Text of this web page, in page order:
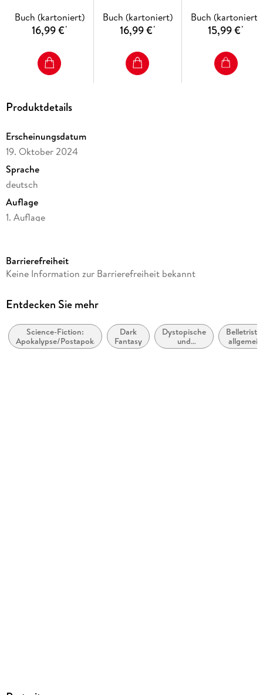
Buch (kartoniert)
16,99 €*
Buch (kartoniert)
16,99 €*
Buch (kartoniert)
15,99 €*
Produktdetails
Erscheinungsdatum
19. Oktober 2024
Sprache
deutsch
Auflage
1. Auflage
Reihe
Autor/Autorin
Verlag/Hersteller
BoD - Books on Demand
Barrierefreiheit
Keine Information zur Barrierefreiheit bekannt
Entdecken Sie mehr
Science-Fiction:
Apokalypse/Postapokalypse
Dark
Fantasy
Dystopische
und
utopische
allgemein
und